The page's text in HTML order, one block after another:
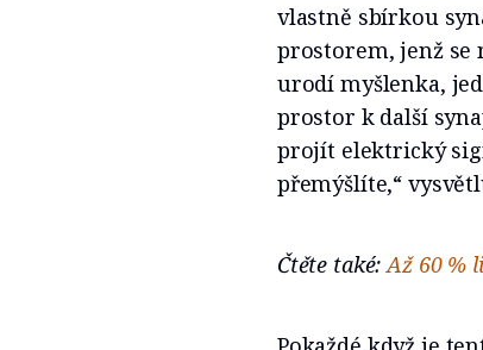
vlastně sbírkou
prostorem, jenž se
urodí myšlenka,
prostor k další
projít elektrický
přemýšlíte,“
Čtěte také:Až 60 %